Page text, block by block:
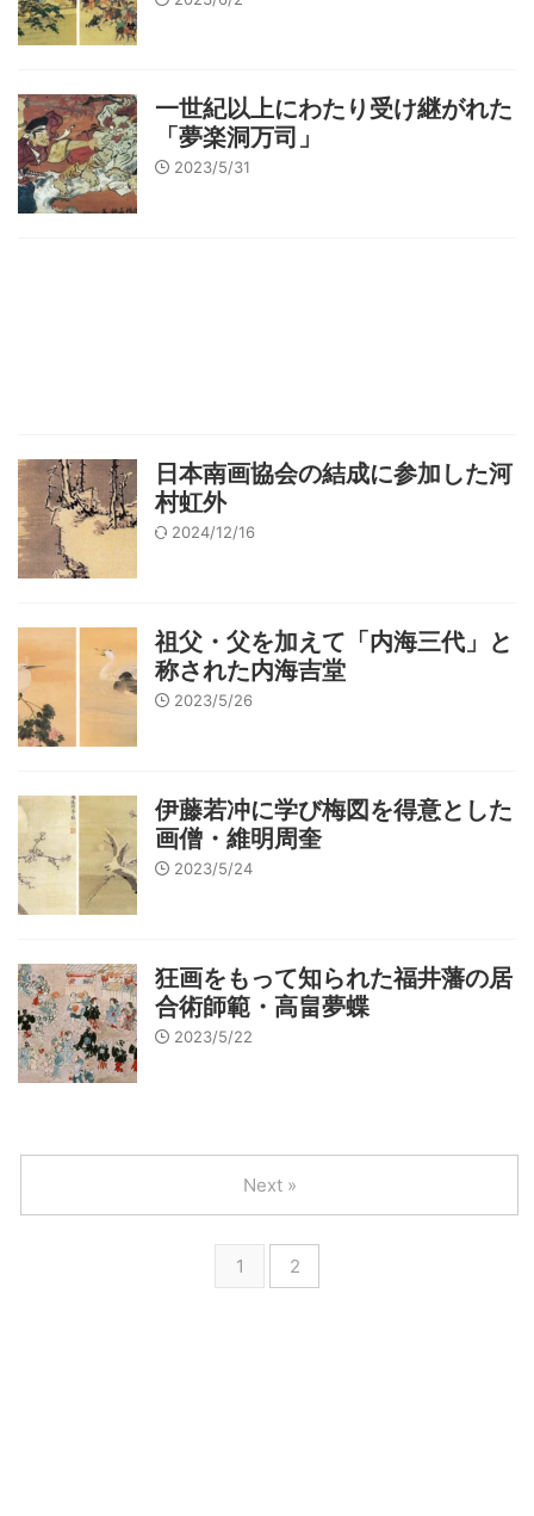
一世紀以上にわたり受け継がれた
「夢楽洞万司」
2023/5/31
日本南画協会の結成に参加した河
村虹外
2024/12/16
祖父・父を加えて「内海三代」と
称された内海吉堂
2023/5/26
伊藤若冲に学び梅図を得意とした
画僧・維明周奎
2023/5/24
狂画をもって知られた福井藩の居
合術師範・高畠夢蝶
2023/5/22
1 2
Next »